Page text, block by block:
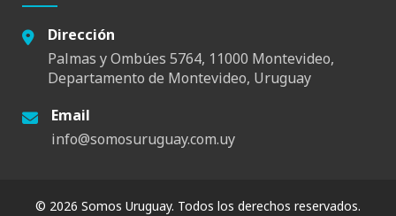
Dirección
Palmas y Ombúes 5764, 11000 Montevideo,
Departamento de Montevideo, Uruguay
Email
info@somosuruguay.com.uy
© 2026 Somos Uruguay. Todos los derechos reservados.